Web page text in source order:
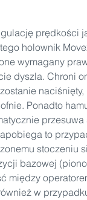
prędkości
holownik
wymagany
dyszla. Chroni
naciśnięty,
Ponadto
to
stoczeniu
bazowej
między
w